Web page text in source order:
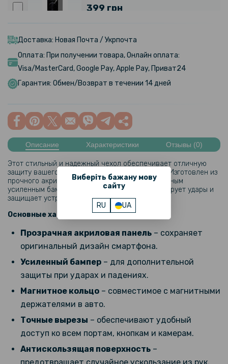
Виберіть бажану мову
сайту
RU UA
399 грн
(Антишпион)
299 грн
110 грн
129 грн
Защитное стекло Tempered Glass 2.5D для Motorola Edge 50 на
заднюю камеру
159 грн
199 грн
Противоударная гидрогелевая пленка Hydrogel Film для Motorola
Доставка: Новая Почта / Укрпочта
Оплата: При получении товара, Онлайн оплата:
Visa/MasterCard, Google Pay, Apple Pay, Приват24
Гарантия: Обмен/Возврат в течении 14 дней
Описание Характеристики Отзывы (0)
Этот стильный и надежный чехол обеспечивает отличную
защиту вашего смартфона
Motorola Edge 50​
. Изготовлен из
прочного акрилового материала с дополнительным
усиленным бампером, он эффективно амортизирует удары и
защищает устройство от царапин.
Основные характеристики:
Прозрачная акриловая панель – сохраняет
оригинальный дизайн смартфона.
Усиленный бампер – для дополнительной
защиты при ударах и падениях.
Магнитное кольцо – совместимое с магнитными
держателями в авто.
Точные вырезы – обеспечивают удобный
доступ ко всем портам, кнопкам и камерам.
Антискользящая поверхность –